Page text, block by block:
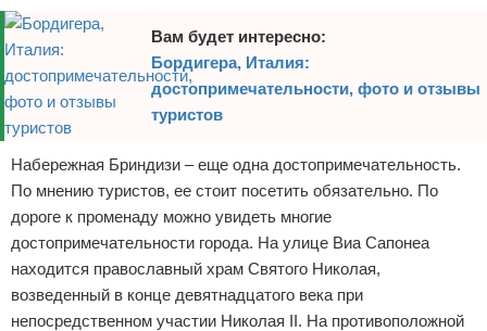
Вам будет интересно:
Бордигера, Италия:
достопримечательности, фото и отзывы
туристов
Набережная Бриндизи – еще одна достопримечательность.
По мнению туристов, ее стоит посетить обязательно. По
дороге к променаду можно увидеть многие
достопримечательности города. На улице Виа Сапонеа
находится православный храм Святого Николая,
возведенный в конце девятнадцатого века при
непосредственном участии Николая ІІ. На противоположной